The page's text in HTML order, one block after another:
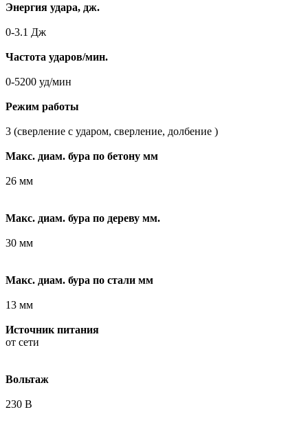
Энергия удара, дж.
0-3.1 Дж
Частота ударов/мин.
0-5200 уд/мин
Режим работы
3 (сверление с ударом, сверление, долбение )
Макс. диам. бура по бетону мм
26 мм
Макс. диам. бура по дереву мм.
30 мм
Макс. диам. бура по стали мм
13 мм
Источник питания
от сети
Вольтаж
230 В